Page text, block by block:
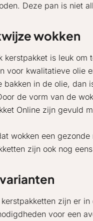
Deze pan is niet
wokken
kerstpakket is leuk
voor kwalitatieve olie
bakken in de olie, dan
de vorm van de
Online zijn gevuld
wokken een
zijn ook nog
zijn er
voor een